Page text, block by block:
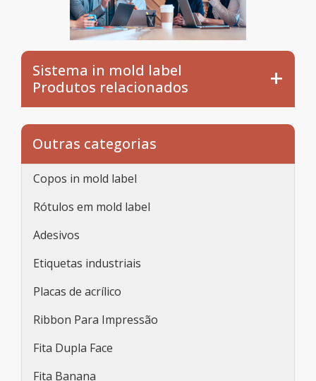
Sistema in mold label
Produtos relacionados
Outras categorias
Copos in mold label
Rótulos em mold label
Adesivos
Etiquetas industriais
Placas de acrílico
Ribbon Para Impressão
Fita Dupla Face
Fita Banana